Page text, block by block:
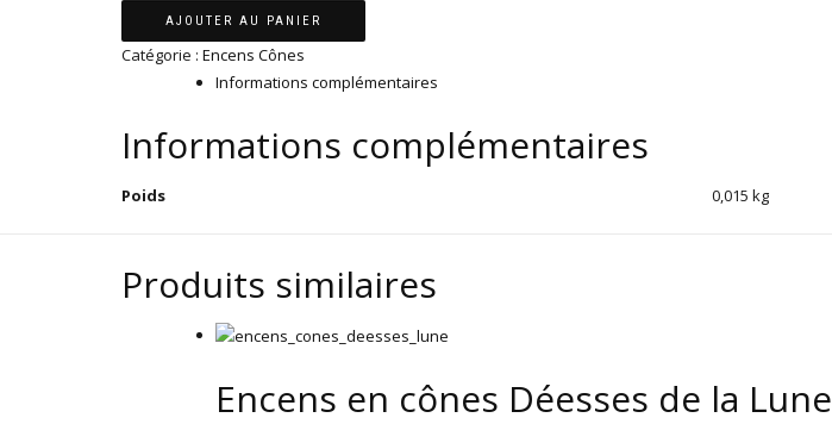
quantité
de
Encens
Amour
Passion
AJOUTER AU PANIER
Catégorie : Encens Cônes
Informations complémentaires
Informations complémentaires
Poids 0,015 kg
Produits similaires
Encens en cônes Déesses de la Lune